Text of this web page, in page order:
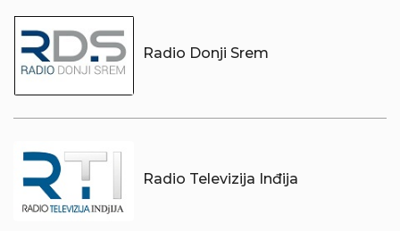
Radio Donji Srem
Radio Televizija Inđija